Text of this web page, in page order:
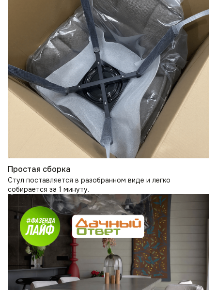
Простая сборка
Стул поставляется в разобранном виде и легко
собирается за 1 минуту.